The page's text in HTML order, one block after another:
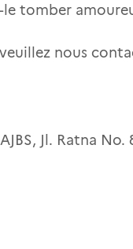
tomber
nous
Jl. Ratna No.